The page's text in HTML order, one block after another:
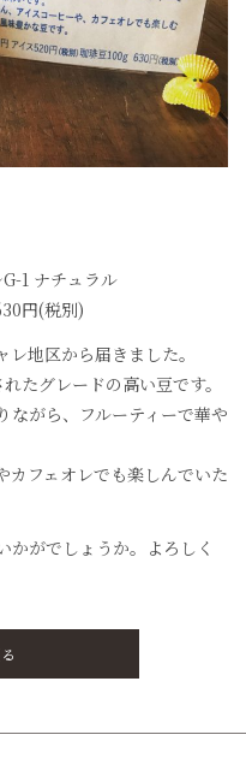
1 ナチュラル
円(税別)
地区から届きました。
たグレードの高い豆です。
ながら、フルーティーで華や
カフェオレでも楽しんでいた
かがでしょうか。よろしく